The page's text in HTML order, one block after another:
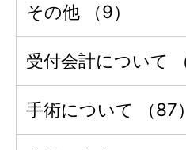
その他 （9）
受付会計について
手術について （87）